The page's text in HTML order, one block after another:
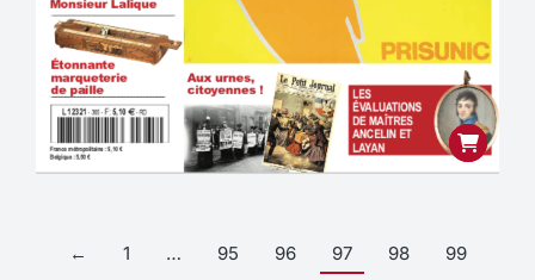
← 1 … 95 96 97 98
99